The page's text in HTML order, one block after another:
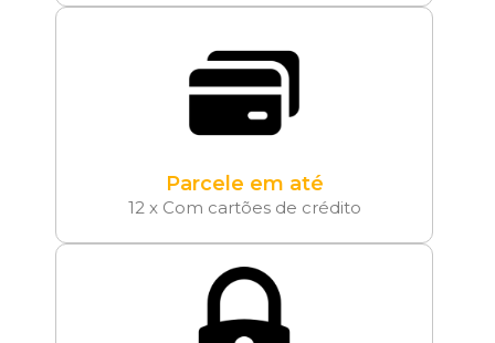
Parcele em até
12 x Com cartões de crédito